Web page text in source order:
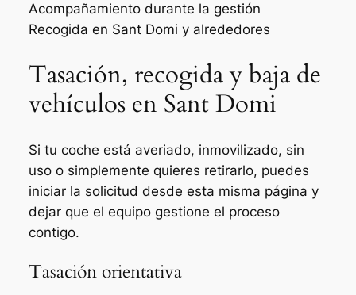
Acompañamiento durante la gestión
Recogida en Sant Domi y alrededores
Tasación, recogida y baja de
vehículos en Sant Domi
Si tu coche está averiado, inmovilizado, sin
uso o simplemente quieres retirarlo, puedes
iniciar la solicitud desde esta misma página y
dejar que el equipo gestione el proceso
contigo.
Tasación orientativa